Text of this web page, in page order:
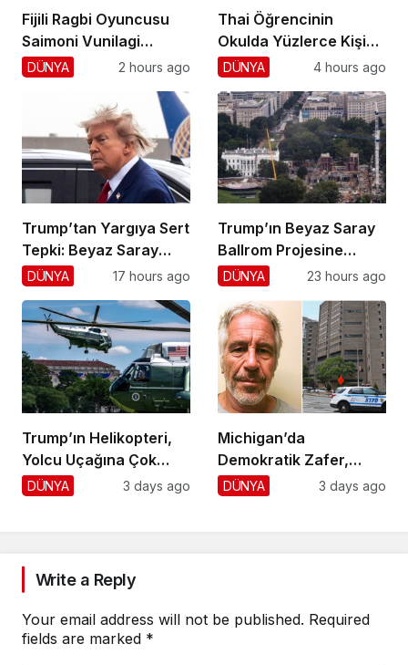
Fijili Ragbi Oyuncusu
Saimoni Vunilagi
Hayatını Kaybetti
DÜNYA 2 hours ago
Thai Öğrencinin
Okulda Yüzlerce Kişiyi
Vurdu!
DÜNYA 4 hours ago
Trump’tan Yargıya Sert
Tepki: Beyaz Saray
Krizi!
DÜNYA 17 hours ago
Trump’ın Beyaz Saray
Ballrom Projesine
Durdurma
DÜNYA 23 hours ago
Trump’ın Helikopteri,
Yolcu Uçağına Çok
Yaklaştı!
DÜNYA 3 days ago
Michigan’da
Demokratik Zafer,
Cumhuriyetçilere
DÜNYA 3 days ago
Write a Reply
Your email address will not be published. Required
fields are marked *